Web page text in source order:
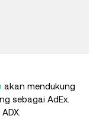
akan mendukung
sebagai AdEx.